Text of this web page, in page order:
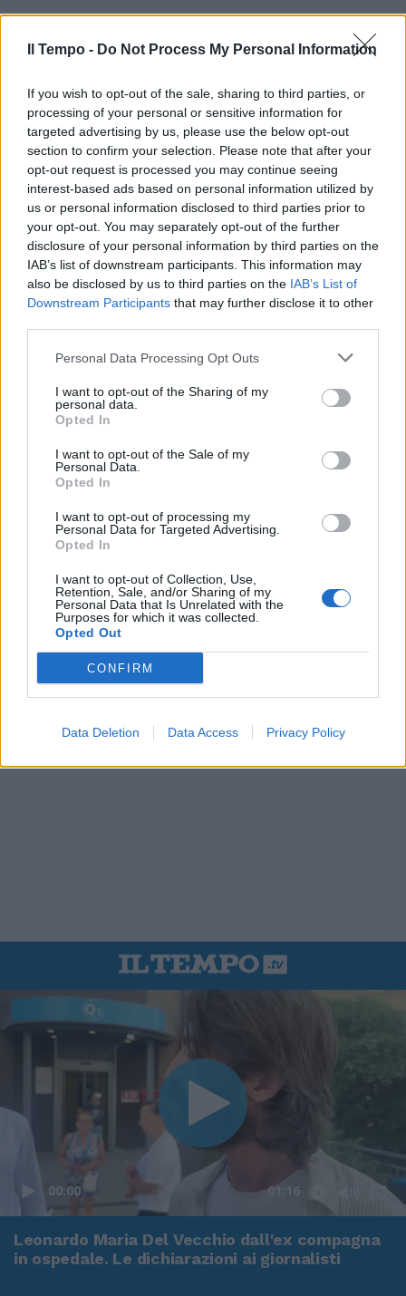
Il Tempo - Do Not Process My Personal Information
If you wish to opt-out of the sale, sharing to third parties, or
processing of your personal or sensitive information for
targeted advertising by us, please use the below opt-out
section to confirm your selection. Please note that after your
opt-out request is processed you may continue seeing
interest-based ads based on personal information utilized by
us or personal information disclosed to third parties prior to
your opt-out. You may separately opt-out of the further
disclosure of your personal information by third parties on the
IAB’s list of downstream participants. This information may
also be disclosed by us to third parties on the IAB’s List of
Downstream Participants that may further disclose it to other
Personal Data Processing Opt Outs
I want to opt-out of the Sharing of my
personal data.
Opted In
I want to opt-out of the Sale of my
Personal Data.
Opted In
I want to opt-out of processing my
Personal Data for Targeted Advertising.
Opted In
I want to opt-out of Collection, Use,
Retention, Sale, and/or Sharing of my
Personal Data that Is Unrelated with the
Purposes for which it was collected.
Opted Out
CONFIRM
Data Deletion Data Access Privacy Policy
In evidenza
00:00 01:16
Leonardo Maria Del Vecchio dall'ex compagna
in ospedale. Le dichiarazioni ai giornalisti